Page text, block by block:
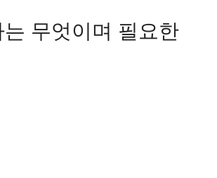
무엇이며 필요한